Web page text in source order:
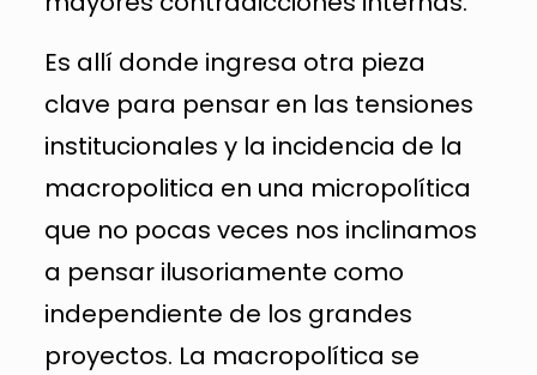
Es allí donde ingresa otra pieza
clave para pensar en las tensiones
institucionales y la incidencia de la
macropolitica en una micropolítica
que no pocas veces nos inclinamos
a pensar ilusoriamente como
independiente de los grandes
proyectos. La macropolítica se